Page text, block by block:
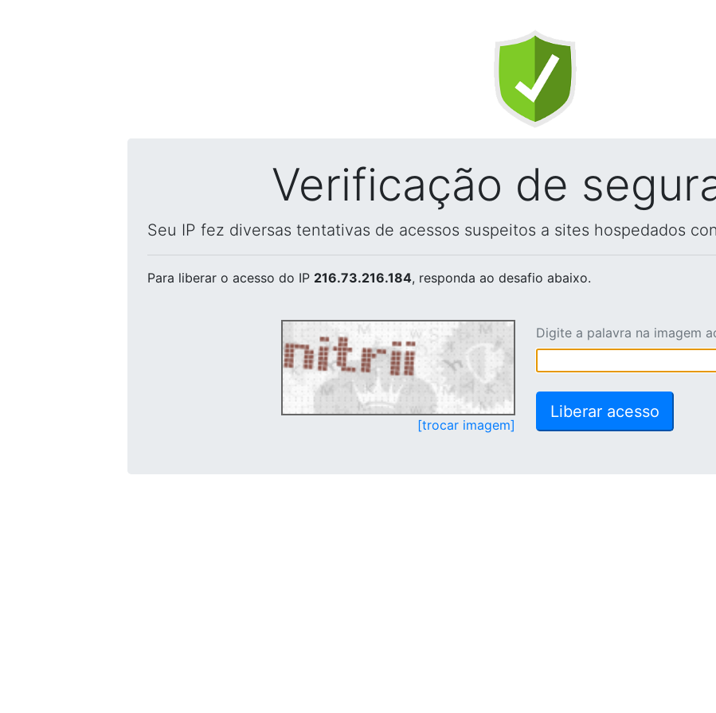
Verificação de
Seu IP fez diversas tentativas de acessos suspeitos a sites hospedados
Para liberar o acesso do IP 216.73.216.184, responda ao desafio abaixo.
[trocar imagem]
Digite a palavra na imagem